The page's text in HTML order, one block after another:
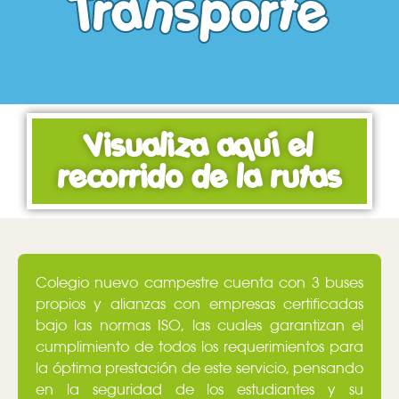
Visualiza aquí el
recorrido de la rutas
Colegio nuevo campestre cuenta con 3 buses
propios y alianzas con empresas certificadas
bajo las normas ISO, las cuales garantizan el
cumplimiento de todos los requerimientos para
la óptima prestación de este servicio, pensando
en la seguridad de los estudiantes y su